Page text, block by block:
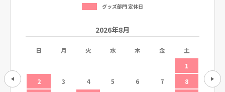
グッズ部門 定休日
12
2026年8月
日 月 火 水 木 金
土
1
2
3 4 5 6 7
8
6